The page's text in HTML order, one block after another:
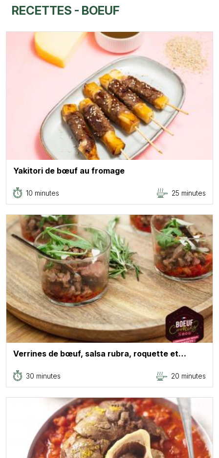
RECETTES - BOEUF
Yakitori de bœuf au fromage
10 minutes 25 minutes
Verrines de bœuf, salsa rubra, roquette et…
30 minutes 20 minutes